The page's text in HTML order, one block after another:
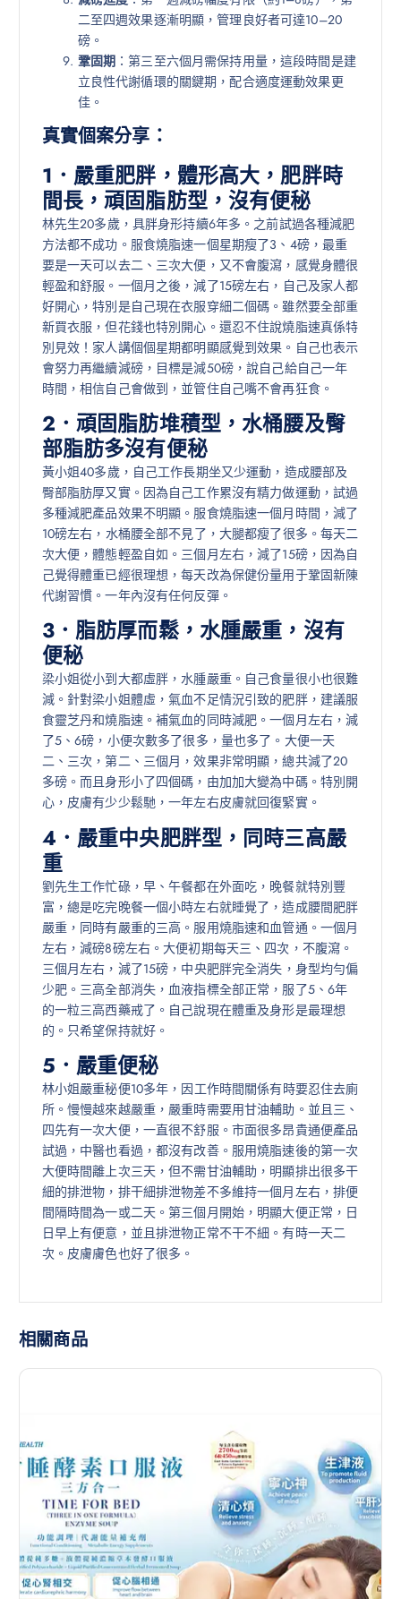
二至四週效果逐漸明顯，管理良好者可達10–20
磅。
鞏固期 ：第三至六個月需保持用量，這段時間是建
立良性代謝循環的關鍵期，配合適度運動效果更
佳。
真實個案分享：
1．嚴重肥胖，體形高大，肥胖時
間長，頑固脂肪型，沒有便秘
林先生20多歲，具胖身形持續6年多。之前試過各種減肥
方法都不成功。服食燒脂速一個星期瘦了3、4磅，最重
要是一天可以去二、三次大便，又不會腹瀉，感覺身體很
輕盈和舒服。一個月之後，減了15磅左右，自己及家人都
好開心，特別是自己現在衣服穿細二個碼。雖然要全部重
新買衣服，但花錢也特別開心。還忍不住說燒脂速真係特
別見效！家人講個個星期都明顯感覺到效果。自己也表示
會努力再繼續減磅，目標是減50磅，說自己給自己一年
時間，相信自己會做到，並管住自己嘴不會再狂食。
2．頑固脂肪堆積型，水桶腰及臀
部脂肪多沒有便秘
黃小姐40多歲，自己工作長期坐又少運動，造成腰部及
臀部脂肪厚又實。因為自己工作累沒有精力做運動，試過
多種減肥產品效果不明顯。服食燒脂速一個月時間，減了
10磅左右，水桶腰全部不見了，大腿都瘦了很多。每天二
次大便，體態輕盈自如。三個月左右，減了15磅，因為自
己覺得體重已經很理想，每天改為保健份量用于鞏固新陳
代謝習慣。一年內沒有任何反彈。
3．脂肪厚而鬆，水腫嚴重，沒有
便秘
梁小姐從小到大都虛胖，水腫嚴重。自己食量很小也很難
減。針對梁小姐體虛，氣血不足情況引致的肥胖，建議服
食靈芝丹和燒脂速。補氣血的同時減肥。一個月左右，減
了5、6磅，小便次數多了很多，量也多了。大便一天
二、三次，第二、三個月，效果非常明顯，總共減了20
多磅。而且身形小了四個碼，由加加大變為中碼。特別開
心，皮膚有少少鬆馳，一年左右皮膚就回復緊實。
4．嚴重中央肥胖型，同時三高嚴
重
劉先生工作忙碌，早、午餐都在外面吃，晚餐就特別豐
富，總是吃完晚餐一個小時左右就睡覺了，造成腰間肥胖
嚴重，同時有嚴重的三高。服用燒脂速和血管通。一個月
左右，減磅8磅左右。大便初期每天三、四次，不腹瀉。
三個月左右，減了15磅，中央肥胖完全消失，身型均勻偏
少肥。三高全部消失，血液指標全部正常，服了5、6年
的一粒三高西藥戒了。自己說現在體重及身形是最理想
的。只希望保持就好。
5．嚴重便秘
林小姐嚴重秘便10多年，因工作時間關係有時要忍住去廁
所。慢慢越來越嚴重，嚴重時需要用甘油輔助。並且三、
四先有一次大便，一直很不舒服。市面很多昂貴通便產品
試過，中醫也看過，都沒有改善。服用燒脂速後的第一次
大便時間離上次三天，但不需甘油輔助，明顯排出很多干
細的排泄物，排干細排泄物差不多維持一個月左右，排便
間隔時間為一或二天。第三個月開始，明顯大便正常，日
日早上有便意，並且排泄物正常不干不細。有時一天二
次。皮膚膚色也好了很多。
相關商品